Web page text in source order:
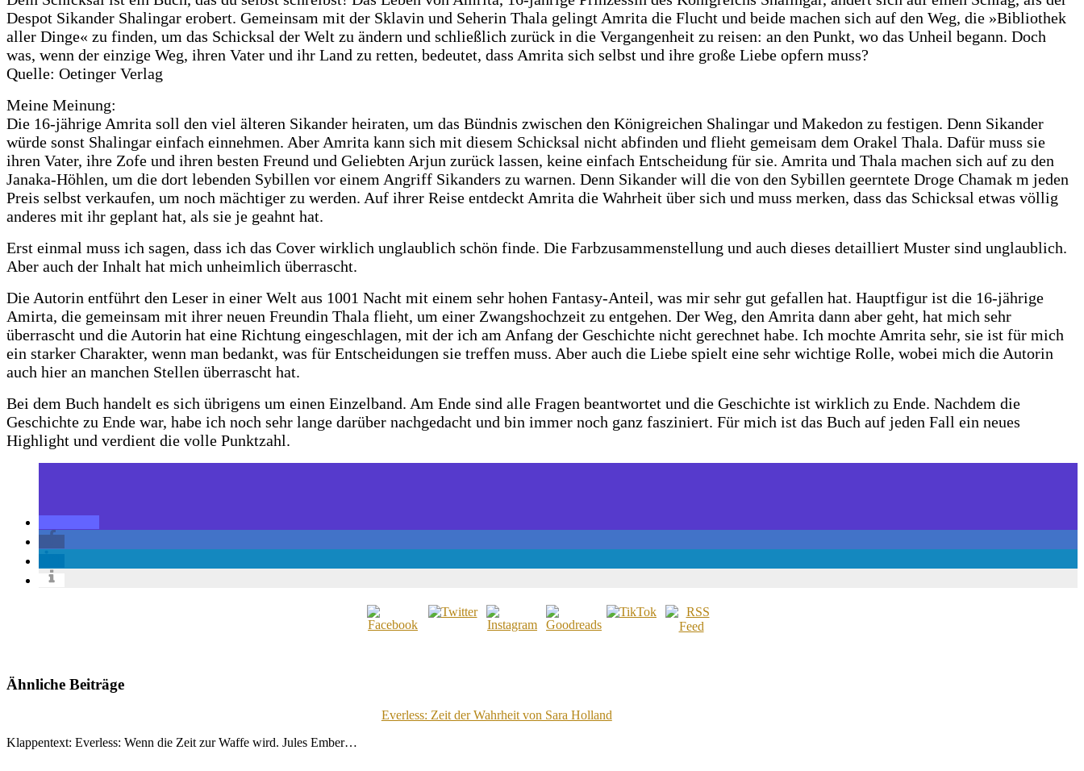
Despot Sikander Shalingar erobert. Gemeinsam mit der Sklavin und Seherin Thala gelingt Amrita die Flucht und beide machen sich auf den Weg, die »Bibliothek
aller Dinge« zu finden, um das Schicksal der Welt zu ändern und schließlich zurück in die Vergangenheit zu reisen: an den Punkt, wo das Unheil begann. Doch
was, wenn der einzige Weg, ihren Vater und ihr Land zu retten, bedeutet, dass Amrita sich selbst und ihre große Liebe opfern muss?
Quelle: Oetinger Verlag
Meine Meinung:
Die 16-jährige Amrita soll den viel älteren Sikander heiraten, um das Bündnis zwischen den Königreichen Shalingar und Makedon zu festigen. Denn Sikander
würde sonst Shalingar einfach einnehmen. Aber Amrita kann sich mit diesem Schicksal nicht abfinden und flieht gemeisam dem Orakel Thala. Dafür muss sie
ihren Vater, ihre Zofe und ihren besten Freund und Geliebten Arjun zurück lassen, keine einfach Entscheidung für sie. Amrita und Thala machen sich auf zu den
Janaka-Höhlen, um die dort lebenden Sybillen vor einem Angriff Sikanders zu warnen. Denn Sikander will die von den Sybillen geerntete Droge Chamak m jeden
Preis selbst verkaufen, um noch mächtiger zu werden. Auf ihrer Reise entdeckt Amrita die Wahrheit über sich und muss merken, dass das Schicksal etwas völlig
anderes mit ihr geplant hat, als sie je geahnt hat.
Erst einmal muss ich sagen, dass ich das Cover wirklich unglaublich schön finde. Die Farbzusammenstellung und auch dieses detailliert Muster sind unglaublich.
Aber auch der Inhalt hat mich unheimlich überrascht.
Die Autorin entführt den Leser in einer Welt aus 1001 Nacht mit einem sehr hohen Fantasy-Anteil, was mir sehr gut gefallen hat. Hauptfigur ist die 16-jährige
Amirta, die gemeinsam mit ihrer neuen Freundin Thala flieht, um einer Zwangshochzeit zu entgehen. Der Weg, den Amrita dann aber geht, hat mich sehr
überrascht und die Autorin hat eine Richtung eingeschlagen, mit der ich am Anfang der Geschichte nicht gerechnet habe. Ich mochte Amrita sehr, sie ist für mich
ein starker Charakter, wenn man bedankt, was für Entscheidungen sie treffen muss. Aber auch die Liebe spielt eine sehr wichtige Rolle, wobei mich die Autorin
auch hier an manchen Stellen überrascht hat.
Bei dem Buch handelt es sich übrigens um einen Einzelband. Am Ende sind alle Fragen beantwortet und die Geschichte ist wirklich zu Ende. Nachdem die
Geschichte zu Ende war, habe ich noch sehr lange darüber nachgedacht und bin immer noch ganz fasziniert. Für mich ist das Buch auf jeden Fall ein neues
Highlight und verdient die volle Punktzahl.
Ähnliche Beiträge
Everless: Zeit der Wahrheit von Sara Holland
Klappentext: Everless: Wenn die Zeit zur Waffe wird. Jules Ember…